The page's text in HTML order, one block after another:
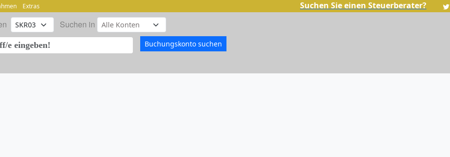
Extras Suchen Sie einen Steuerberater?
Suchen in